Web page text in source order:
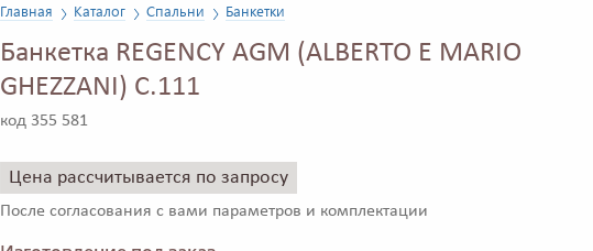
Главная Каталог Спальни Банкетки
Банкетка REGENCY AGM (ALBERTO E MARIO
GHEZZANI) C.111
код 355 581
Цена рассчитывается по запросу
После согласования с вами параметров и комплектации